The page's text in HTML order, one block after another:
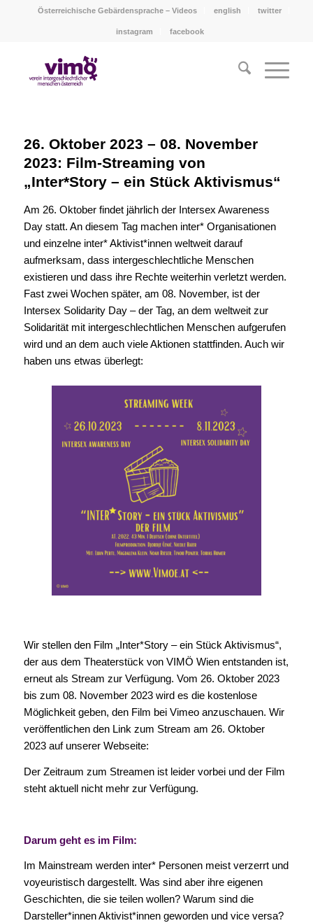
Österreichische Gebärdensprache – Videos english twitter
instagram facebook
26. Oktober 2023 – 08. November
2023: Film-Streaming von
„Inter*Story – ein Stück Aktivismus“
Am 26. Oktober findet jährlich der Intersex Awareness
Day statt. An diesem Tag machen inter* Organisationen
und einzelne inter* Aktivist*innen weltweit darauf
aufmerksam, dass intergeschlechtliche Menschen
existieren und dass ihre Rechte weiterhin verletzt werden.
Fast zwei Wochen später, am 08. November, ist der
Intersex Solidarity Day – der Tag, an dem weltweit zur
Solidarität mit intergeschlechtlichen Menschen aufgerufen
wird und an dem auch viele Aktionen stattfinden. Auch wir
haben uns etwas überlegt:
Wir stellen den Film „Inter*Story – ein Stück Aktivismus“,
der aus dem Theaterstück von VIMÖ Wien entstanden ist,
erneut als Stream zur Verfügung. Vom 26. Oktober 2023
bis zum 08. November 2023 wird es die kostenlose
Möglichkeit geben, den Film bei Vimeo anzuschauen. Wir
veröffentlichen den Link zum Stream am 26. Oktober
2023 auf unserer Webseite:
Der Zeitraum zum Streamen ist leider vorbei und der Film
steht aktuell nicht mehr zur Verfügung.
Darum geht es im Film:
Im Mainstream werden inter* Personen meist verzerrt und
voyeuristisch dargestellt. Was sind aber ihre eigenen
Geschichten, die sie teilen wollen? Warum sind die
Darsteller*innen Aktivist*innen geworden und vice versa?